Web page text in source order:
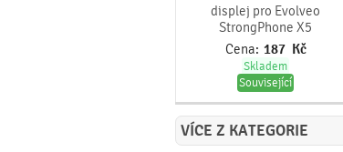
displej pro Evolveo
StrongPhone X5
Cena: 187 Kč
Skladem
Související
VÍCE Z KATEGORIE